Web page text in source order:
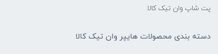
پت شاپ وان تیک کالا
دسته بندی محصولات هایپر وان تیک کالا